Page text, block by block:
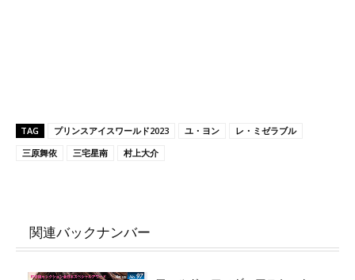
TAG プリンスアイスワールド2023 ユ・ヨン
レ・ミゼラブル
三原舞依
三宅星南 村上大介
関連バックナンバー